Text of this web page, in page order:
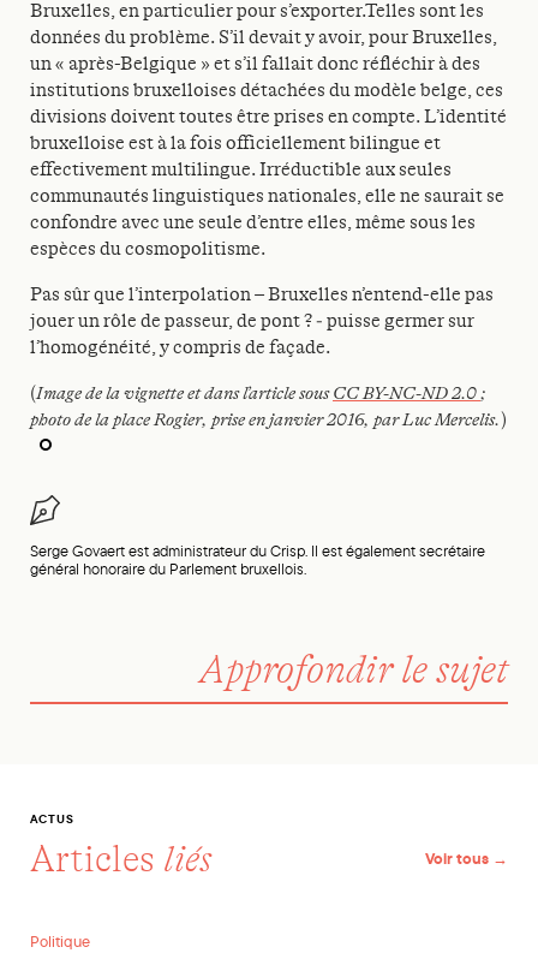
Serge Govaert est administrateur du Crisp. Il est également secrétaire
général honoraire du Parlement bruxellois.
Bruxelles, en particulier pour s’exporter.Telles sont les
données du problème. S’il devait y avoir, pour Bruxelles,
un « après-Belgique » et s’il fallait donc réfléchir à des
institutions bruxelloises détachées du modèle belge, ces
divisions doivent toutes être prises en compte. L’identité
bruxelloise est à la fois officiellement bilingue et
effectivement multilingue. Irréductible aux seules
communautés linguistiques nationales, elle ne saurait se
confondre avec une seule d’entre elles, même sous les
espèces du cosmopolitisme.
Pas sûr que l’interpolation – Bruxelles n’entend-elle pas
jouer un rôle de passeur, de pont ? ‒ puisse germer sur
l’homogénéité, y compris de façade.
(Image de la vignette et dans l’article sousCC BY-NC-ND 2.0;
photo de la place Rogier, prise en janvier 2016, par Luc Mercelis.)
Approfondir le sujet
ACTUS
Articles liés Voir tous →
Enterre-t-on la SNCB à l’occasion de son centenaire ?
Politique